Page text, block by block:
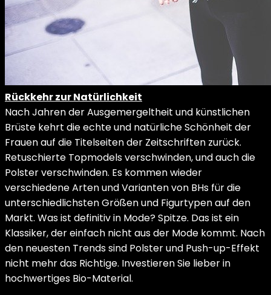
Rückkehr zur Natürlichkeit
Nach Jahren der Ausgemergeltheit und künstlichen
Brüste kehrt die echte und natürliche Schönheit der
Frauen auf die Titelseiten der Zeitschriften zurück.
Retuschierte Topmodels verschwinden, und auch die
Polster verschwinden. Es kommen wieder
verschiedene Arten und Varianten von BHs für die
unterschiedlichsten Größen und Figurtypen auf den
Markt. Was ist definitiv in Mode? Spitze. Das ist ein
Klassiker, der einfach nicht aus der Mode kommt. Nach
den neuesten Trends sind Polster und Push-up-Effekt
nicht mehr das Richtige. Investieren Sie lieber in
hochwertiges Bio-Material.